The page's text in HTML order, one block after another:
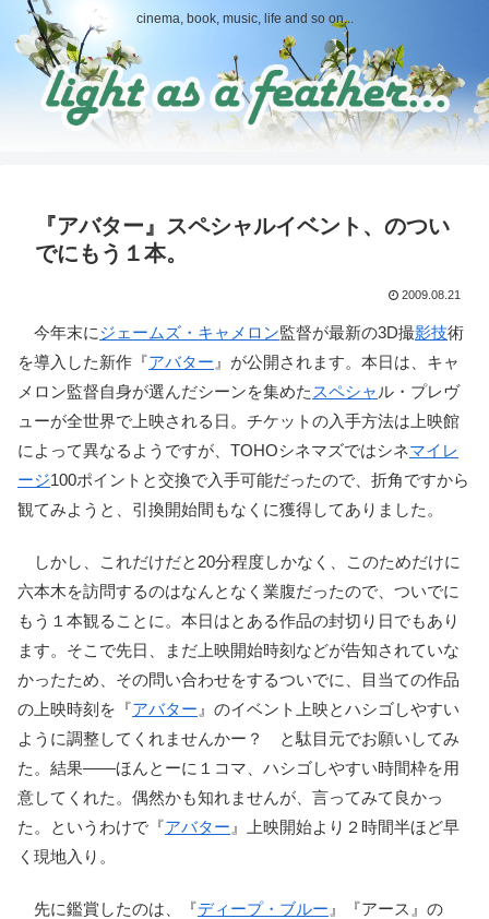
cinema, book, music, life and so on...
『アバター』スペシャルイベント、のつい
でにもう１本。
2009.08.21
今年末にジェームズ・キャメロン監督が最新の3D撮影技術
を導入した新作『アバター 』が公開されます。本日は、キャ
メロン監督自身が選んだシーンを集めた スペシャ ル・プレヴ
ューが全世界で上映される日。チケットの入手方法は上映館
によって異なるようですが、TOHOシネマズではシネマイレ
ージ100ポイントと交換で入手可能だったので、折角ですから
観てみようと、引換開始間もなくに獲得してありました。
しかし、これだけだと20分程度しかなく、このためだけに
六本木を訪問するのはなんとなく業腹だったので、ついでに
もう１本観ることに。本日はとある作品の封切り日でもあり
ます。そこで先日、まだ上映開始時刻などが告知されていな
かったため、その問い合わせをするついでに、目当ての作品
の上映時刻を『アバター 』のイベント上映とハシゴしやすい
ように調整してくれませんかー？ と駄目元でお願いしてみ
た。結果――ほんとーに１コマ、ハシゴしやすい時間枠を用
意してくれた。偶然かも知れませんが、言ってみて良かっ
た。というわけで『アバター 』上映開始より２時間半ほど早
く現地入り。
先に鑑賞したのは、『ディープ・ブルー 』『アース』の